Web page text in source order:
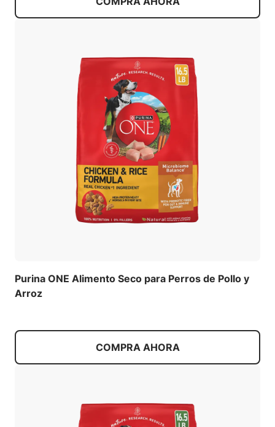
Purina ONE Alimento Seco para Perros de Pollo y
Arroz
COMPRA AHORA